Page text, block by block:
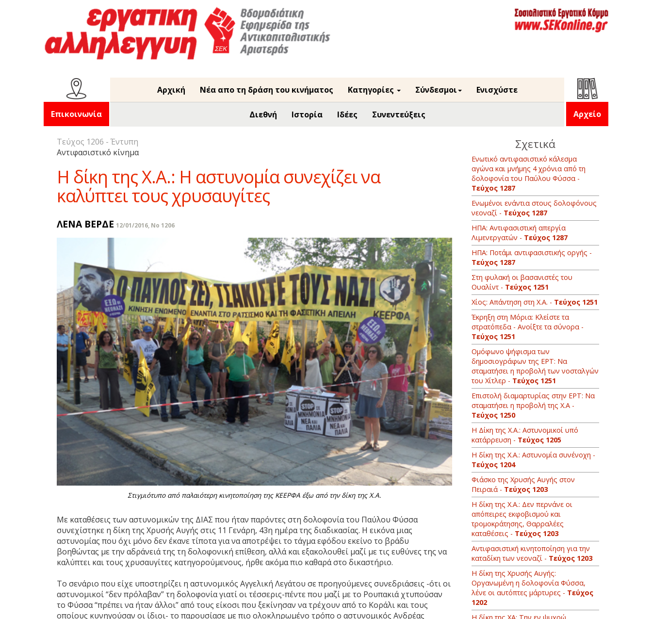
Επικοινωνία
Αρχική Νέα απο τη δράση του κινήματος Κατηγορίες Σύνδεσμοι Ενισχύστε
Διεθνή Ιστορία Ιδέες Συνεντεύξεις Αρχείο
Τεύχος 1206 - Έντυπη
Αντιφασιστικό κίνημα
H δίκη της Χ.Α.: Η αστυνομία συνεχίζει να
καλύπτει τους χρυσαυγίτες
ΛΕΝΑ ΒΕΡΔΕ 12/01/2016, No 1206
Στιγμιότυπο από παλαιότερη κινητοποίηση της ΚΕΕΡΦΑ έξω από την δίκη της Χ.Α.
Με καταθέσεις των αστυνομικών της ΔΙΑΣ που ήταν παρόντες στη δολοφονία του Παύλου Φύσσα
συνεχίστηκε η δίκη της Χρυσής Αυγής στις 11 Γενάρη, 43η ημέρα της διαδικασίας. Η εικόνα μιας
αστυνομίας που όχι μόνο δεν έκανε τίποτα για να αποτρέψει το τάγμα εφόδου εκείνο το βράδυ
βοηθώντας με την αδράνειά της τη δολοφονική επίθεση, αλλά και εξακολουθεί μαζί με τις ευθύνες της να
καλύπτει και τους χρυσαυγίτες κατηγορούμενους, ήρθε ακόμα πιο καθαρά στο δικαστήριο.
Το σενάριο που είχε υποστηρίζει η αστυνομικός Αγγελική Λεγάτου σε προηγούμενες συνεδριάσεις -ότι οι
αστυνομικοί “δεν πρόλαβαν” τη δολοφονία γιατί οι τέσσερις-πέντε που μαζί με το Ρουπακιά χτυπούσαν
το Φύσσα “πρέπει να ήταν άλλοι” από τους είκοσι που ξεκίνησαν να τρέχουν από το Κοράλι και τους
οποίους κυνηγούσαν οι ίδιοι- το παρουσίασε με πιο ολοκληρωμένο τρόπο ο αστυνομικός Ανδρέας
Σχετικά
Ενωτικό αντιφασιστικό κάλεσμα
αγώνα και μνήμης 4 χρόνια από τη
δολοφονία του Παύλου Φύσσα -
Τεύχος 1287
Ενωμένοι ενάντια στους δολοφόνους
νεοναζί - Τεύχος 1287
ΗΠΑ: Αντιφασιστική απεργία
Λιμενεργατών - Τεύχος 1287
ΗΠΑ: Ποτάμι αντιφασιστικής οργής -
Τεύχος 1287
Στη φυλακή οι βασανιστές του
Ουαλίντ - Τεύχος 1251
Χίος: Απάντηση στη Χ.Α. - Τεύχος 1251
Έκρηξη στη Μόρια: Κλείστε τα
στρατόπεδα - Ανοίξτε τα σύνορα -
Τεύχος 1251
Oμόφωνο ψήφισμα των
δημοσιογράφων της ΕΡΤ: Να
σταματήσει η προβολή των νοσταλγών
του Χίτλερ - Τεύχος 1251
Επιστολή διαμαρτυρίας στην ΕΡΤ: Να
σταματήσει η προβολή της Χ.Α -
Τεύχος 1250
Η Δίκη της Χ.Α.: Αστυνομικοί υπό
κατάρρευση - Τεύχος 1205
Η δίκη της Χ.Α.: Αστυνομία συνένοχη -
Τεύχος 1204
Φιάσκο της Χρυσής Αυγής στον
Πειραιά - Τεύχος 1203
H δίκη της Χ.Α.: Δεν περνάνε οι
απόπειρες εκφοβισμού και
τρομοκράτησης, Θαρραλέες
καταθέσεις - Τεύχος 1203
Αντιφασιστική κινητοποίηση για την
καταδίκη των νεοναζί - Τεύχος 1203
Η δίκη της Χρυσής Αυγής:
Οργανωμένη η δολοφονία Φύσσα,
λένε οι αυτόπτες μάρτυρες - Τεύχος
1202